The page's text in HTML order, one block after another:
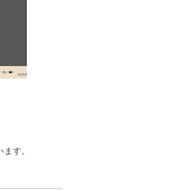
す。